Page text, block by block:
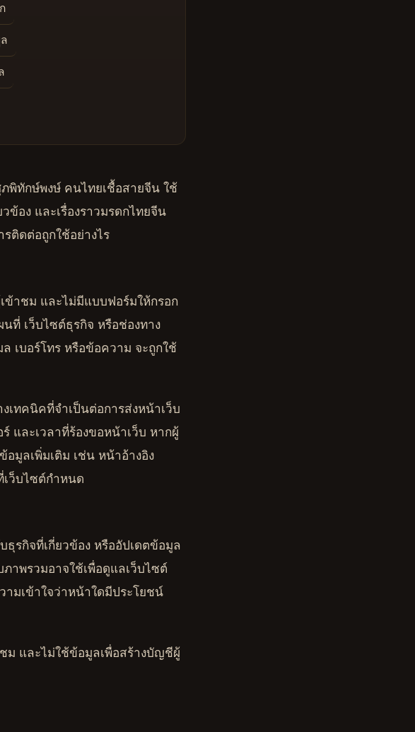
พิทักษ์พงษ์ คนไทยเชื้อสายจีน ใช้
ข้อง และเรื่องราวมรดกไทยจีน
ติดต่อถูกใช้อย่างไร
าชม และไม่มีแบบฟอร์มให้กรอก
ที่ เว็บไซต์ธุรกิจ หรือช่องทาง
เบอร์โทร หรือข้อความ จะถูกใช้
เทคนิคที่จำเป็นต่อการส่งหน้าเว็บ
และเวลาที่ร้องขอหน้าเว็บ หากผู้
มูลเพิ่มเติม เช่น หน้าอ้างอิง
ว็บไซต์กำหนด
รกิจที่เกี่ยวข้อง หรืออัปเดตข้อมูล
าพรวมอาจใช้เพื่อดูแลเว็บไซต์
มเข้าใจว่าหน้าใดมีประโยชน์
ม และไม่ใช้ข้อมูลเพื่อสร้างบัญชีผู้